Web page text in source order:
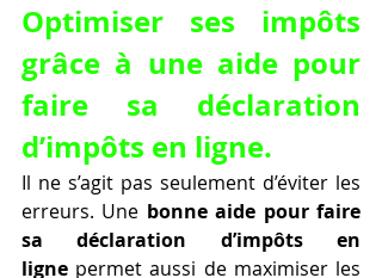
Optimiser ses impôts
grâce à une aide pour
faire sa déclaration
d’impôts en ligne.
Il ne s’agit pas seulement d’éviter les
erreurs. Une bonne aide pour faire
sa déclaration d’impôts en
ligne permet aussi de maximiser les